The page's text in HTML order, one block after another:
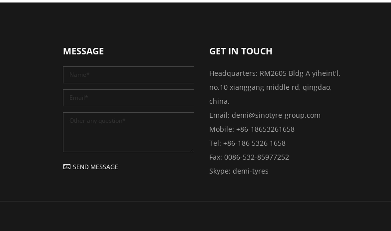
MESSAGE
SEND MESSAGE
GET IN TOUCH
Headquarters: RM2605 Bldg A yiheint'l,
no.10 xianggang middle rd, qingdao,
china.
Email: demi@sinotyre-group.com
Mobile: +86-18653261658
Tel: +86-186 5326 1658
Fax: 0086-532-85977252
Skype: demi-tyres